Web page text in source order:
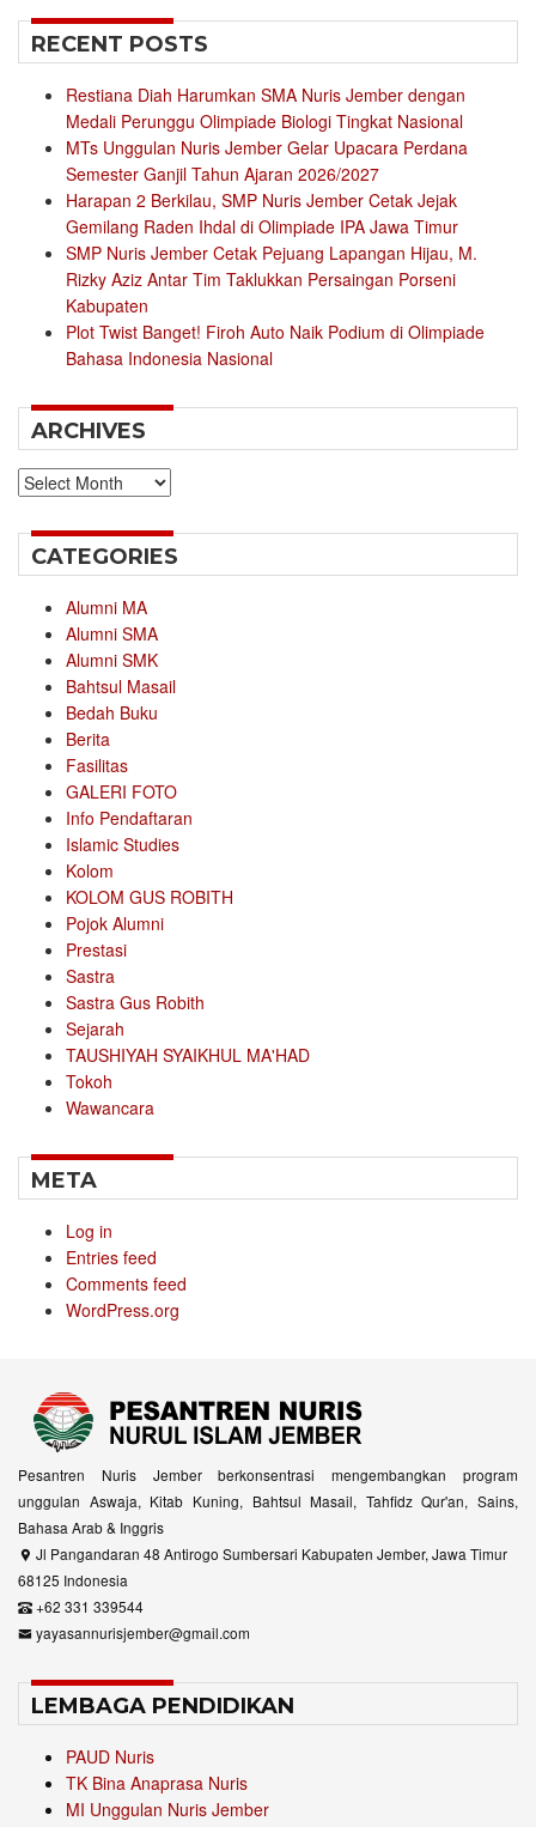
RECENT POSTS
Restiana Diah Harumkan SMA Nuris Jember dengan
Medali Perunggu Olimpiade Biologi Tingkat Nasional
MTs Unggulan Nuris Jember Gelar Upacara Perdana
Semester Ganjil Tahun Ajaran 2026/2027
Harapan 2 Berkilau, SMP Nuris Jember Cetak Jejak
Gemilang Raden Ihdal di Olimpiade IPA Jawa Timur
SMP Nuris Jember Cetak Pejuang Lapangan Hijau, M.
Rizky Aziz Antar Tim Taklukkan Persaingan Porseni
Kabupaten
Plot Twist Banget! Firoh Auto Naik Podium di Olimpiade
Bahasa Indonesia Nasional
ARCHIVES
Archives
CATEGORIES
Alumni MA
Alumni SMA
Alumni SMK
Bahtsul Masail
Bedah Buku
Berita
Fasilitas
GALERI FOTO
Info Pendaftaran
Islamic Studies
Kolom
KOLOM GUS ROBITH
Pojok Alumni
Prestasi
Sastra
Sastra Gus Robith
Sejarah
TAUSHIYAH SYAIKHUL MA'HAD
Tokoh
Wawancara
META
Log in
Entries feed
Comments feed
WordPress.org
Pesantren Nuris Jember berkonsentrasi mengembangkan program
unggulan Aswaja, Kitab Kuning, Bahtsul Masail, Tahfidz Qur'an, Sains,
Bahasa Arab & Inggris
Jl Pangandaran 48 Antirogo Sumbersari Kabupaten Jember, Jawa Timur
68125 Indonesia
+62 331 339544
yayasannurisjember@gmail.com
LEMBAGA PENDIDIKAN
PAUD Nuris
TK Bina Anaprasa Nuris
MI Unggulan Nuris Jember